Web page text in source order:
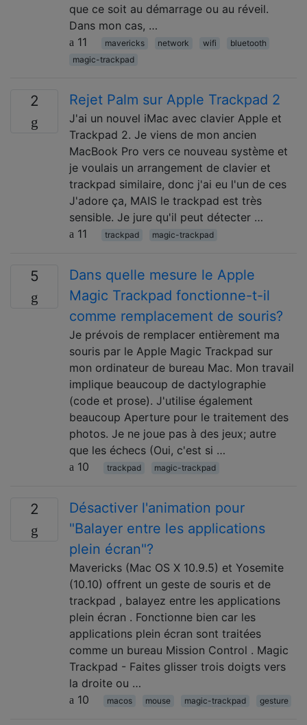
que ce soit au démarrage ou au réveil.
Dans mon cas, …
11
mavericks network wifi
bluetooth
magic-trackpad
2 Rejet Palm sur Apple Trackpad 2
J'ai un nouvel iMac avec clavier Apple et
Trackpad 2. Je viens de mon ancien
MacBook Pro vers ce nouveau système et
je voulais un arrangement de clavier et
trackpad similaire, donc j'ai eu l'un de ces
J'adore ça, MAIS le trackpad est très
sensible. Je jure qu'il peut détecter …
11
trackpad magic-trackpad
5
Dans quelle mesure le Apple
Magic Trackpad fonctionne-t-il
comme remplacement de souris?
Je prévois de remplacer entièrement ma
souris par le Apple Magic Trackpad sur
mon ordinateur de bureau Mac. Mon travail
implique beaucoup de dactylographie
(code et prose). J'utilise également
beaucoup Aperture pour le traitement des
photos. Je ne joue pas à des jeux; autre
que les échecs (Oui, c'est si …
10
trackpad magic-trackpad
2
Désactiver l'animation pour
"Balayer entre les applications
plein écran"?
Mavericks (Mac OS X 10.9.5) et Yosemite
(10.10) offrent un geste de souris et de
trackpad , balayez entre les applications
plein écran . Fonctionne bien car les
applications plein écran sont traitées
comme un bureau Mission Control . Magic
Trackpad - Faites glisser trois doigts vers
la droite ou …
10
macos mouse magic-trackpad gesture